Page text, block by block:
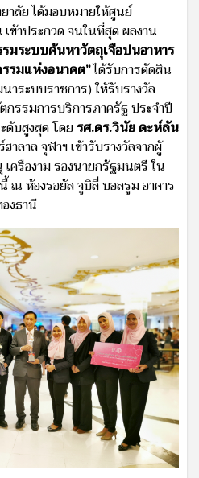
าลัย ได้มอบหมายให้ศูนย์
ข้าประกวด จนในที่สุด ผลงาน
ระบบค้นหาวัตถุเจือปนอาหาร
รมแห่งอนาคต”ได้รับการตัดสิน
ระบบราชการ) ให้รับรางวัล
รรมการบริการภาครัฐ ประจำปี
ดับสูงสุด โดยรศ.ดร.วินัย ดะห์ลัน
ลาล จุฬาฯ เข้ารับรางวัลจากผู้
รืองาม รองนายกรัฐมนตรี ใน
ห้องรอยัล จูบิลี่ บอลรูม อาคาร
งธานี